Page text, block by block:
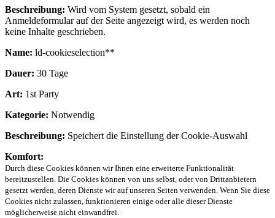
Beschreibung: Wird vom System gesetzt, sobald ein
Anmeldeformular auf der Seite angezeigt wird, es werden noch
keine Inhalte geschrieben.
Name: ld-cookieselection**
Dauer: 30 Tage
Art: 1st Party
Kategorie: Notwendig
Beschreibung: Speichert die Einstellung der Cookie-Auswahl
Komfort:
Durch diese Cookies können wir Ihnen eine erweiterte Funktionalität
bereitzustellen. Die Cookies können von uns selbst, oder von Drittanbietern
gesetzt werden, deren Dienste wir auf unseren Seiten verwenden. Wenn Sie diese
Cookies nicht zulassen, funktionieren einige oder alle dieser Dienste
möglicherweise nicht einwandfrei.